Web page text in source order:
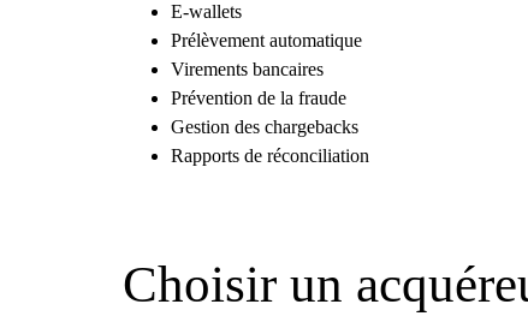
E-wallets
Prélèvement automatique
Virements bancaires
Prévention de la fraude
Gestion des chargebacks
Rapports de réconciliation
Choisir un